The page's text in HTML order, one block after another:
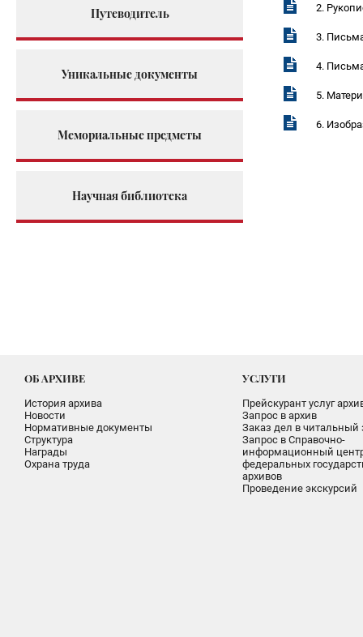
Путеводитель
Уникальные документы
Мемориальные предметы
Научная библиотека
2.
3.
4.
5.
6.
ОБ АРХИВЕ
История архива
Новости
Нормативные документы
Структура
Награды
Охрана труда
УСЛУГИ
Прейскурант услуг
Запрос в архив
Заказ дел в читальный
Запрос в Справочно-
информационный
федеральных
архивов
Проведение экскурсий